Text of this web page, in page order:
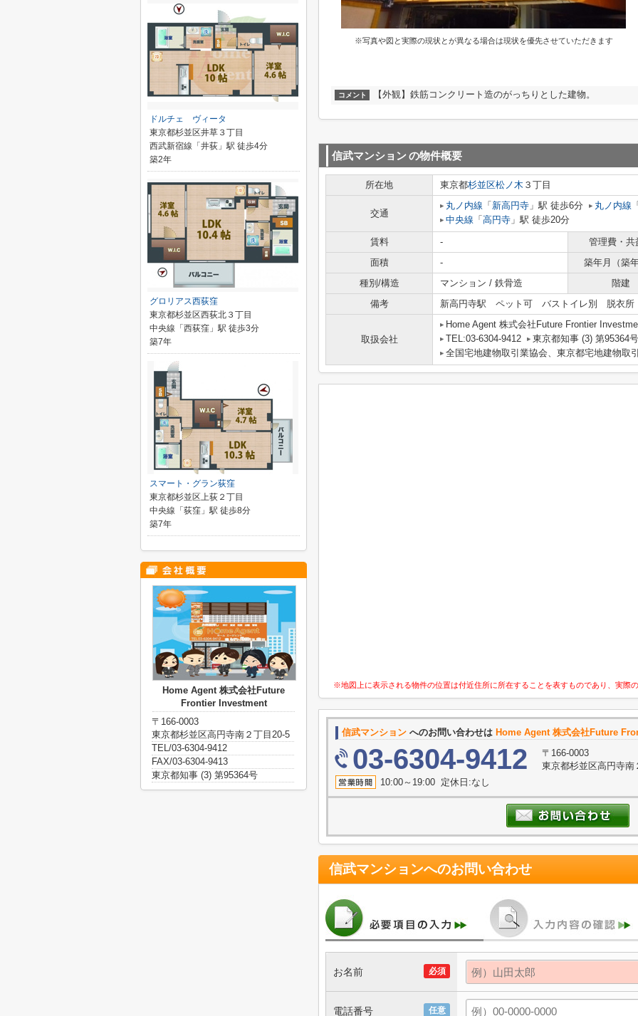
※写真や図と実際の現状とが異なる場合は現状を優先させていただきます
コメント 【外観】鉄筋コンクリート造のがっちりとした建物。
信武マンションの物件概要
所在地 東京都杉並区松ノ木 ３丁目
交通
丸ノ内線 「 新高円寺 」駅 徒歩6分 丸ノ内線 「
中央線 「 高円寺 」駅 徒歩20分
賃料 - 管理費・共
面積
- 築年月（築年
種別/構造
マンション / 鉄骨造 階建
備考
新高円寺駅 ペット可 バストイレ別 脱衣
取扱会社
Home Agent 株式会社Future Frontier
TEL:03-6304-9412
東京都知事 (3) 第95364号
全国宅地建物取引業協会、東京都宅地建物取
※地図上に表示される物件の位置は付近住所に所在することを表すものであり、実際
信武マンション へのお問い合わせは Home Agent 株式会社Future
03-6304-9412
〒166-0003
東京都杉並区高円寺南
10:00～19:00 定休日:なし
信武マンションへのお問い合わせ
必須
お名前
任意
電話番号
ドルチェ ヴィータ
東京都杉並区井草３丁目
西武新宿線「井荻」駅 徒歩4分
築2年
グロリアス西荻窪
東京都杉並区西荻北３丁目
中央線「西荻窪」駅 徒歩3分
築7年
スマート・グラン荻窪
東京都杉並区上荻２丁目
中央線「荻窪」駅 徒歩8分
築7年
Home Agent 株式会社Future
Frontier Investment
〒166-0003
東京都杉並区高円寺南２丁目20-5
TEL/03-6304-9412
FAX/03-6304-9413
東京都知事 (3) 第95364号